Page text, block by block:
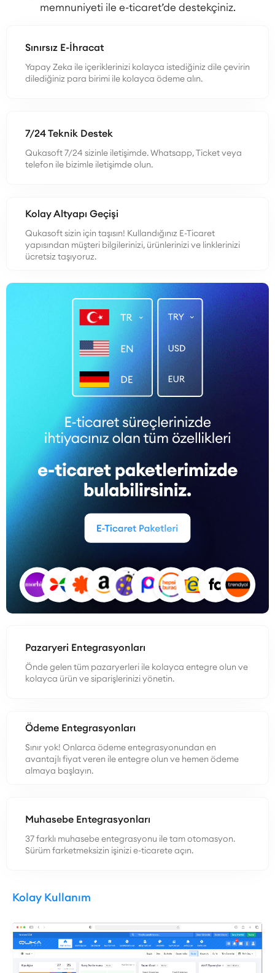
memnuniyeti ile e-ticaret’de destekçiniz.
Sınırsız E-İhracat
Yapay Zeka ile içeriklerinizi kolayca istediğiniz dile çevirin
dilediğiniz para birimi ile kolayca ödeme alın.
7/24 Teknik Destek
Qukasoft 7/24 sizinle iletişimde. Whatsapp, Ticket veya
telefon ile bizimle iletişimde olun.
Kolay Altyapı Geçişi
Qukasoft sizin için taşısın! Kullandığınız E-Ticaret
yapısından müşteri bilgilerinizi, ürünlerinizi ve linklerinizi
ücretsiz taşıyoruz.
Pazaryeri Entegrasyonları
Önde gelen tüm pazaryerleri ile kolayca entegre olun ve
kolayca ürün ve siparişlerinizi yönetin.
Ödeme Entegrasyonları
Sınır yok! Onlarca ödeme entegrasyonundan en
avantajlı fiyat veren ile entegre olun ve hemen ödeme
almaya başlayın.
Muhasebe Entegrasyonları
37 farklı muhasebe entegrasyonu ile tam otomasyon.
Sürüm farketmeksizin işinizi e-ticarete açın.
Kolay Kullanım